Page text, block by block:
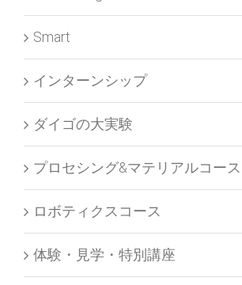
Smart
インターンシップ
ダイゴの大実験
プロセシング&マテリアルコース
ロボティクスコース
体験・見学・特別講座
動画